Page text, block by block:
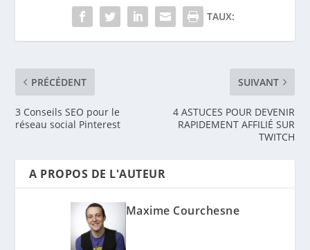
TAUX:
PRÉCÉDENT
3 Conseils SEO pour le
réseau social Pinterest
SUIVANT
4 ASTUCES POUR DEVENIR
RAPIDEMENT AFFILIÉ SUR
TWITCH
A PROPOS DE L'AUTEUR
Maxime Courchesne